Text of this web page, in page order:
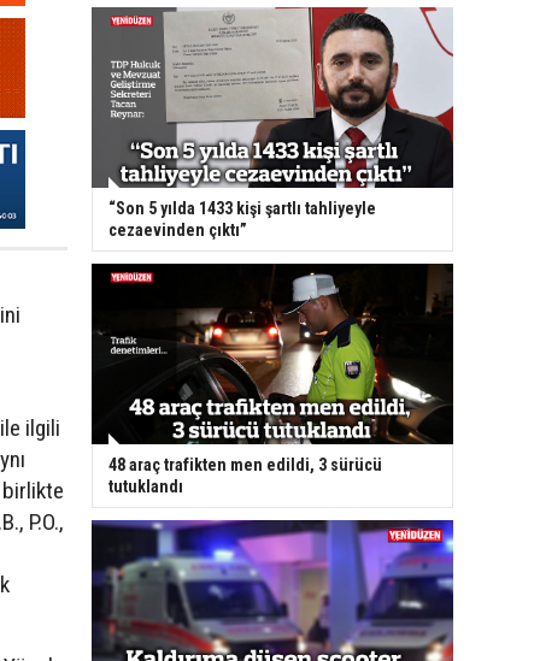
ilgili
birlikte
P.O.,
“Son 5 yılda 1433 kişi şartlı tahliyeyle
cezaevinden çıktı”
48 araç trafikten men edildi, 3 sürücü
tutuklandı